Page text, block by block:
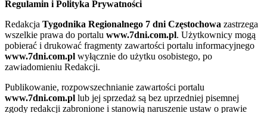
Regulamin i Polityka Prywatności
Redakcja Tygodnika Regionalnego 7 dni Częstochowa zastrzega
wszelkie prawa do portalu www.7dni.com.pl. Użytkownicy mogą
pobierać i drukować fragmenty zawartości portalu informacyjnego
www.7dni.com.pl wyłącznie do użytku osobistego, po
zawiadomieniu Redakcji.
Publikowanie, rozpowszechnianie zawartości portalu
www.7dni.com.pl lub jej sprzedaż są bez uprzedniej pisemnej
zgody redakcji zabronione i stanowią naruszenie ustaw o prawie